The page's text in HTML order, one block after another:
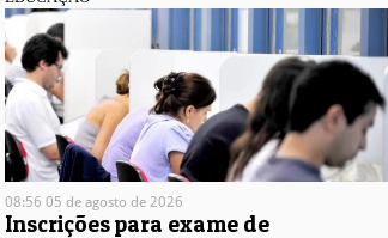
08:56 05 de agosto de 2026
Inscrições para exame de